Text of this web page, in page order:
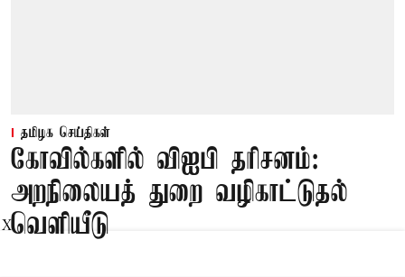
தமிழக செய்திகள்
கோவில்களில் விஐபி தரிசனம்:
அறநிலையத் துறை வழிகாட்டுதல்
வெளியீடு
X